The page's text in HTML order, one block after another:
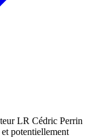
LR Cédric Perrin
potentiellement